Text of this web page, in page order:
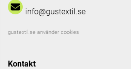
info@gustextil.se
gustextil.se använder cookies
Kontakt